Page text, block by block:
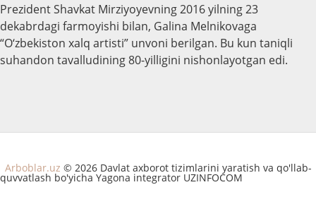
Prezident Shavkat Mirziyoyevning 2016 yilning 23
dekabrdagi farmoyishi bilan, Galina Melnikovaga
“O‘zbekiston xalq artisti” unvoni berilgan. Bu kun taniqli
suhandon tavalludining 80-yilligini nishonlayotgan edi.
Arboblar.uz © 2026 Davlat axborot tizimlarini yaratish va qo'llab-
quvvatlash bo'yicha Yagona integrator UZINFOCOM